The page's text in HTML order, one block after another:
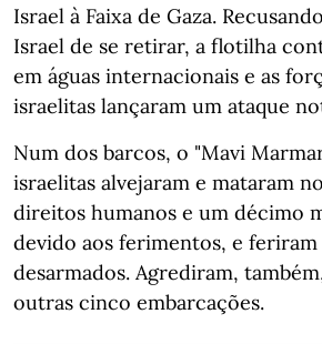
Israel à Faixa de Gaza.
Israel de se retirar, a flotilha
em águas internacionais e as
israelitas lançaram um ataque
Num dos barcos, o "Mavi
israelitas alvejaram e mataram
direitos humanos e um décimo
devido aos ferimentos, e
desarmados. Agrediram,
outras cinco embarcações.